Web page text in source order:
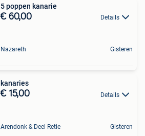
5 poppen kanarie
€ 60,00 Details
Nazareth Gisteren
kanaries
€ 15,00 Details
Arendonk & Deel Retie Gisteren